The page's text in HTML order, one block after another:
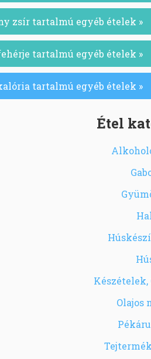
zsír tartalmú egyéb ételek »
tartalmú egyéb ételek »
tartalmú egyéb ételek »
Étel
Olajos